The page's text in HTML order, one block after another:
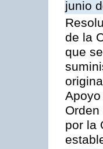
junio
de la
que
por la